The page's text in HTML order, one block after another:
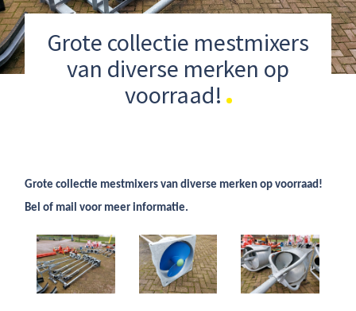
Grote collectie mestmixers
van diverse merken op
voorraad!
Grote collectie mestmixers van diverse merken op voorraad!
Bel of mail voor meer informatie.